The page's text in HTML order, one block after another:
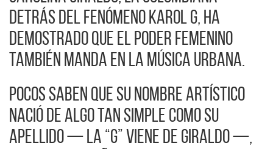
detrás del fenómeno Karol G, ha
demostrado que el poder femenino
también manda en la música urbana.
Pocos saben que su nombre artístico
nació de algo tan simple como su
apellido — la “G” viene de Giraldo —,